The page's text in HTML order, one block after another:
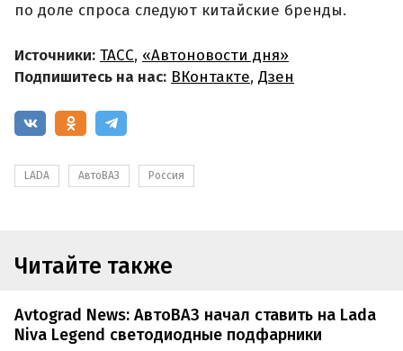
по доле спроса следуют китайские бренды.
Источники: ТАСС, «Автоновости дня»
Подпишитесь на нас: ВКонтакте, Дзен
LADA АвтоВАЗ Россия
Читайте также
Avtograd News: АвтоВАЗ начал ставить на Lada
Niva Legend светодиодные подфарники